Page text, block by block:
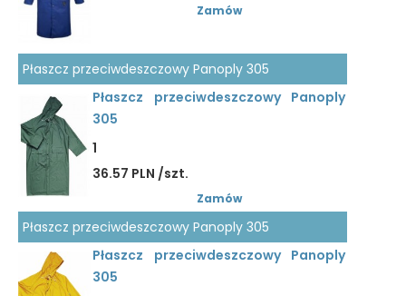
Zamów
Płaszcz przeciwdeszczowy Panoply 305
Płaszcz przeciwdeszczowy Panoply
305
1
36.57 PLN /szt.
Zamów
Płaszcz przeciwdeszczowy Panoply 305
Płaszcz przeciwdeszczowy Panoply
305